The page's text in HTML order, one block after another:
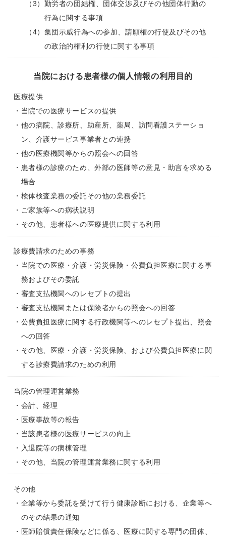
（3） 勤労者の団結権、団体交渉及びその他団体行動の
行為に関する事項
（4） 集団示威行為への参加、請願権の行使及びその他
の政治的権利の行使に関する事項
当院における患者様の個人情報の利用目的
医療提供
・ 当院での医療サービスの提供
・ 他の病院、診療所、助産所、薬局、訪問看護ステーショ
ン、介護サービス事業者との連携
・ 他の医療機関等からの照会への回答
・ 患者様の診療のため、外部の医師等の意見・助言を求める
場合
・ 検体検査業務の委託その他の業務委託
・ ご家族等への病状説明
・ その他、患者様への医療提供に関する利用
診療費請求のための事務
・ 当院での医療・介護・労災保険・公費負担医療に関する事
務およびその委託
・ 審査支払機関へのレセプトの提出
・ 審査支払機関または保険者からの照会への回答
・ 公費負担医療に関する行政機関等へのレセプト提出、照会
への回答
・ その他、医療・介護・労災保険、および公費負担医療に関
する診療費請求のための利用
当院の管理運営業務
・ 会計、経理
・ 医療事故等の報告
・ 当該患者様の医療サービスの向上
・ 入退院等の病棟管理
・ その他、当院の管理運営業務に関する利用
その他
・ 企業等から委託を受けて行う健康診断における、企業等へ
のその結果の通知
・ 医師賠償責任保険などに係る、医療に関する専門の団体、